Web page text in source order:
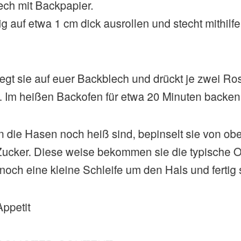
mit Backpapier.
auf etwa 1 cm dick ausrollen und stecht
sie auf euer Backblech und drückt je zwei
Im heißen Backofen für etwa 20 Minuten
die Hasen noch heiß sind, bepinselt sie von
Diese weise bekommen sie die typische
eine kleine Schleife um den Hals und